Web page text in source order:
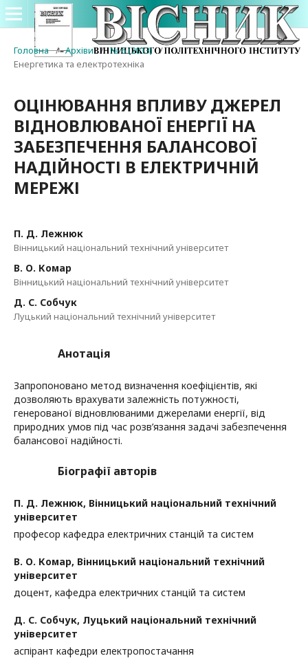
Головна / Архіви / № 6 (2013) /
Енергетика та електротехніка
ОЦІНЮВАННЯ ВПЛИВУ ДЖЕРЕЛ
ВІДНОВЛЮВАНОЇ ЕНЕРГІЇ НА
ЗАБЕЗПЕЧЕННЯ БАЛАНСОВОЇ
НАДІЙНОСТІ В ЕЛЕКТРИЧНІЙ
МЕРЕЖІ
П. Д. Лежнюк
Вінницький національний технічний університет
В. О. Комар
Вінницький національний технічний університет
Д. С. Собчук
Луцький національний технічний університет
Анотація
Запропоновано метод визначення коефіцієнтів, які
дозволяють врахувати залежність потужності,
генерованої відновлюваними джерелами енергії, від
природних умов під час розв’язання задачі забезпечення
балансової надійності.
Біографії авторів
П. Д. Лежнюк, Вінницький національний технічний
університет
професор кафедра електричних станцій та систем
В. О. Комар, Вінницький національний технічний
університет
доцент, кафедра електричних станцій та систем
Д. С. Собчук, Луцький національний технічний
університет
аспірант кафедри електропостачання